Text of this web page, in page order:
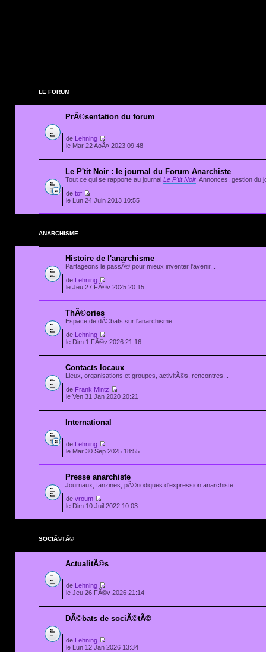
LE FORUM
PrÃ©sentation du forum
de
Lehning
le Mar 22 AoÃ» 2023 09:48
Le P'tit Noir : le journal du Forum Anarchiste
Tout ce qui se rapporte au journal Le P'tit Noir . Annonces, gestion du
de tof
le Lun 24 Juin 2013 10:55
ANARCHISME
Histoire de l'anarchisme
Partageons le passÃ© pour mieux inventer l'avenir...
de
Lehning
le Jeu 27 FÃ©v 2025 20:15
ThÃ©ories
Espace de dÃ©bats sur l'anarchisme
de
Lehning
le Dim 1 FÃ©v 2026 21:16
Contacts locaux
Lieux, organisations et groupes, activitÃ©s, rencontres...
de Frank Mintz
le Ven 31 Jan 2020 20:21
International
de
Lehning
le Mar 30 Sep 2025 18:55
Presse anarchiste
Journaux, fanzines, pÃ©riodiques d'expression anarchiste
de vroum
le Dim 10 Juil 2022 10:03
SOCIÃ©TÃ©
ActualitÃ©s
de
Lehning
le Jeu 26 FÃ©v 2026 21:14
DÃ©bats de sociÃ©tÃ©
de
Lehning
le Lun 12 Jan 2026 13:34